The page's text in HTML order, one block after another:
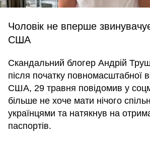
Чоловік не вперше звинувачує
США
Скандальний блогер Андрій
після початку повномасштабної
США, 29 травня повідомив у
більше не хоче мати нічого
українцями та натякнув на
паспортів.